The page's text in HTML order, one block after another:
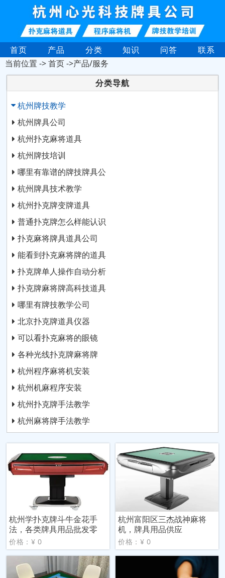
首页 产品 分类 知识 问答
联系
当前位置 ->首页->产品/服务
分类导航
杭州牌技教学
杭州牌具公司
杭州扑克麻将道具
杭州牌技培训
哪里有靠谱的牌技牌具公
杭州牌具技术教学
杭州扑克牌变牌道具
普通扑克牌怎么样能认识
扑克麻将牌具道具公司
能看到扑克麻将牌的道具
扑克牌单人操作自动分析
扑克牌麻将牌高科技道具
哪里有牌技教学公司
北京扑克牌道具仪器
可以看扑克麻将的眼镜
各种光线扑克牌麻将牌
杭州程序麻将机安装
杭州机麻程序安装
杭州扑克牌手法教学
杭州麻将牌手法教学
杭州学扑克牌斗牛金花手
法，各类牌具用品批发零
价格：¥ 0
杭州富阳区三杰战神麻将
机，牌具用品供应
价格：¥ 0